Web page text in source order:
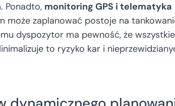
Ponadto, monitoring GPS i telematyka
może zaplanować postoje na
dyspozytor ma pewność, że
to ryzyko kar i